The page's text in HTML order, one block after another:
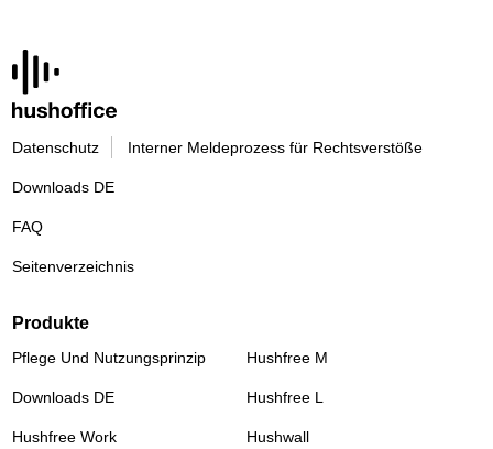
Datenschutz Interner Meldeprozess für Rechtsverstöße
Downloads DE
FAQ
Seitenverzeichnis
Produkte
Pflege Und Nutzungsprinzip
Downloads DE
Hushfree Work
Hushfree M
Hushfree L
Hushwall